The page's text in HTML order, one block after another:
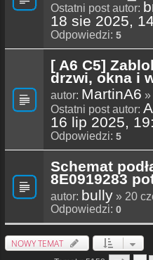
Ostatni post autor:
18 sie 2025,
Odpowiedzi: 5
[ A6 C5]
drzwi, okna i
autor: MartinA6
Ostatni post autor:
16 lip 2025,
Odpowiedzi: 5
Schemat
8E0919283
autor: bully » 20
Odpowiedzi: 0
NOWY TEMAT